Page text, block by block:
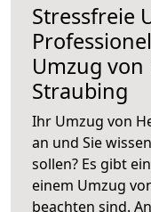
Stressfreie
Umzug
Straubing
Ihr Umzug von
an und Sie
sollen? Es gibt
einem Umzug
beachten sind.